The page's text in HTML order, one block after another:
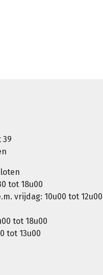
39
tot 18u00
vrijdag: 10u00 tot
tot 18u00
tot 13u00